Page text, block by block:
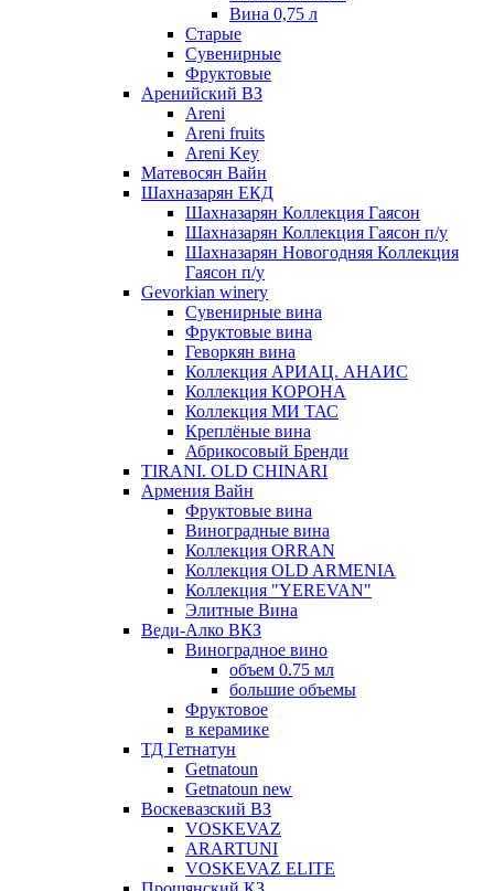
Вина 0,75 л
Старые
Сувенирные
Фруктовые
Аренийский ВЗ
Areni
Areni fruits
Areni Key
Матевосян Вайн
Шахназарян ЕКД
Шахназарян Коллекция Гаясон
Шахназарян Коллекция Гаясон п/у
Шахназарян Новогодняя Коллекция
Гаясон п/у
Gevorkian winery
Сувенирные вина
Фруктовые вина
Геворкян вина
Коллекция АРИАЦ. АНАИС
Коллекция КОРОНА
Коллекция МИ ТАС
Креплёные вина
Абрикосовый Бренди
TIRANI. OLD CHINARI
Армения Вайн
Фруктовые вина
Виноградные вина
Коллекция ORRAN
Коллекция OLD ARMENIA
Коллекция "YEREVAN"
Элитные Вина
Веди-Алко ВКЗ
Виноградное вино
объем 0.75 мл
большие объемы
Фруктовое
в керамике
ТД Гетнатун
Getnatoun
Getnatoun new
Воскевазский ВЗ
VOSKEVAZ
ARARTUNI
VOSKEVAZ ELITE